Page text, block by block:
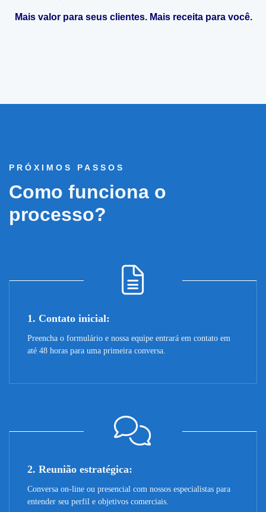
Mais valor para seus clientes. Mais receita para você.
PRÓXIMOS PASSOS
Como funciona o
processo?
1. Contato inicial:
Preencha o formulário e nossa equipe entrará em contato em
até 48 horas para uma primeira conversa.
2. Reunião estratégica:
Conversa on-line ou presencial com nossos especialistas para
entender seu perfil e objetivos comerciais.